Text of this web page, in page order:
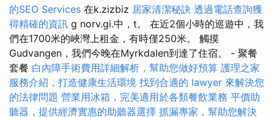
的SEO Services 在k.zizbiz 居家清潔秘訣 透過電話查詢獲
得精確的資訊 g norv.gi.中，t。 在近2個小時的巡遊中，我
們在1700米的峽灣上租金，有時僅250米。 觸摸
Gudvangen，我們今晚在Myrkdalen到達了住宿。 - 聚餐
套餐 白內障手術費用詳細解析，幫助您做好預算 護理之家
服務介紹，打造健康生活環境 找到合適的 lawyer 來解決您
的法律問題 營業用冰箱，完美適用於各類餐飲業務 平價助
聽器，提供經濟實惠的助聽器選擇 抓漏專家，幫助您解決